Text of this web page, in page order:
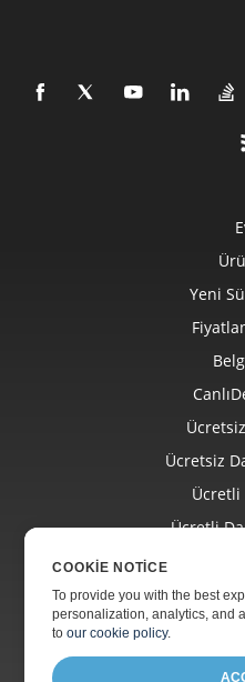
Yeni
Ücretsiz
Ücretli
Ücretli
Web
COOKIE NOTICE
To provide you with the best
personalization, analytics, and
toour cookie policy.